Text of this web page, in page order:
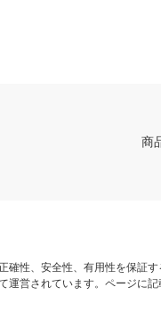
商
性、安全性、有用性を保証す
営されています。ページに